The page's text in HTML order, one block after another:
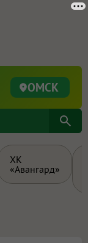
ОМСК
ХК
«Авангард»